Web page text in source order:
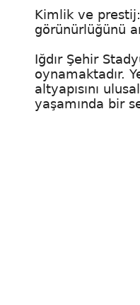
Kimlik ve
görünürlüğünü
Iğdır Şehir
oynamaktadır.
altyapısını
yaşamında bir